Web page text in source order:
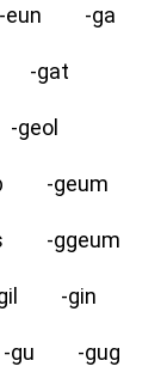
-eun -ga
-gat
-geol
-geum
-ggeum
-gin
-gu -gug